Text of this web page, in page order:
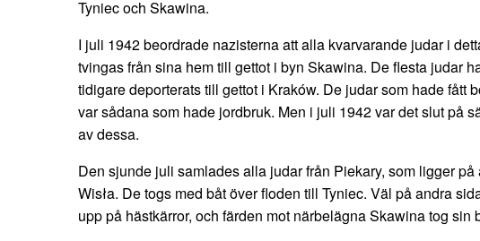
Tyniec och Skawina.
I juli 1942 beordrade nazisterna att alla kvarvarande judar i
tvingas från sina hem till gettot i byn Skawina. De flesta judar
tidigare deporterats till gettot i Kraków. De judar som hade fått
var sådana som hade jordbruk. Men i juli 1942 var det slut på
av dessa.
Den sjunde juli samlades alla judar från Piekary, som ligger på
Wisła. De togs med båt över floden till Tyniec. Väl på andra
upp på hästkärror, och färden mot närbelägna Skawina tog sin